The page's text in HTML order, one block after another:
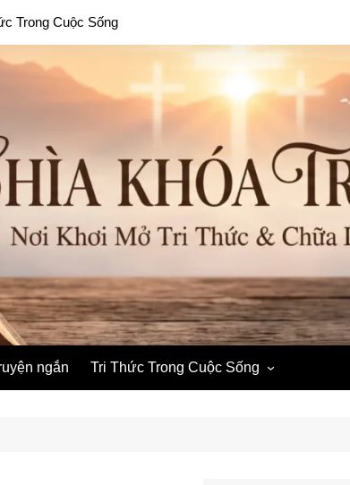
Trong Cuộc Sống
ngắn Tri Thức Trong Cuộc Sống